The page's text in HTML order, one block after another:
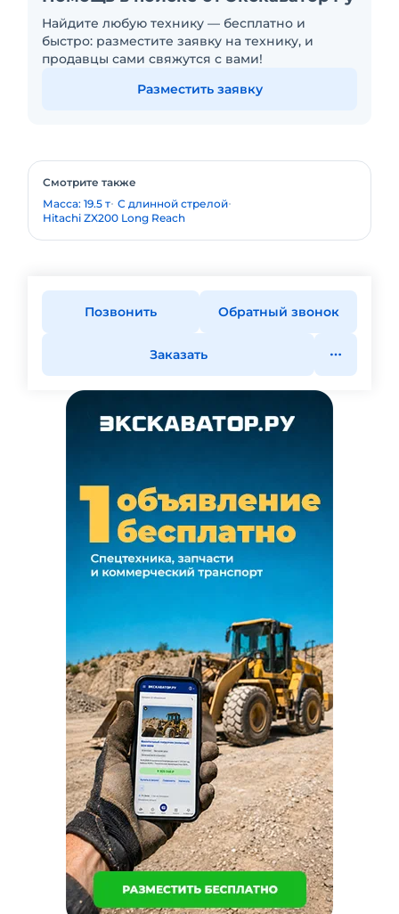
Найдите любую технику — бесплатно и
быстро: разместите заявку на технику, и
продавцы сами свяжутся с вами!
Разместить заявку
Смотрите также
Масса: 19.5 т С длинной стрелой
Hitachi ZX200 Long Reach
Позвонить Обратный звонок
Заказать